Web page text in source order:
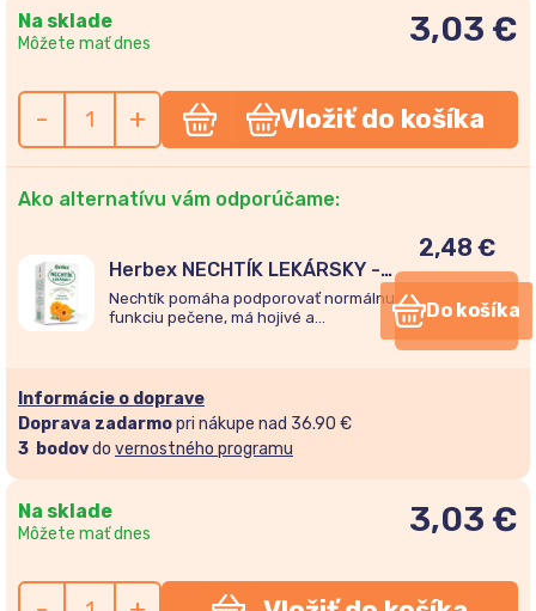
Na sklade
Môžete mať dnes 3,03 €
- + Vložiť do košíka
Ako alternatívu vám odporúčame:
Herbex NECHTÍK LEKÁRSKY -
KVET sypaný čaj 30g
Nechtík pomáha podporovať normálnu
funkciu pečene, má hojivé a
2,48 €
Do košíka
Informácie o doprave
Doprava zadarmopri nákupe nad 36.90 €
3 bodovdo vernostného programu
Na sklade
Môžete mať dnes 3,03 €